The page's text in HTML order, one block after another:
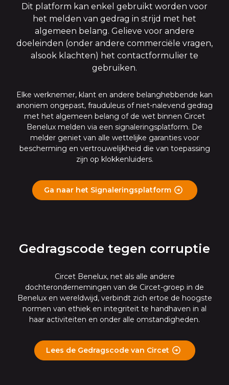
Dit platform kan enkel gebruikt worden voor
het melden van gedrag in strijd met het
algemeen belang. Gelieve voor andere
doeleinden (onder andere commerciële vragen,
alsook klachten) het contactformulier te
gebruiken.
Elke werknemer, klant en andere belanghebbende kan
anoniem ongepast, frauduleus of niet-nalevend gedrag
met het algemeen belang of de wet binnen Circet
Benelux melden via een signaleringsplatform. De
melder geniet van alle wettelijke garanties voor
bescherming en vertrouwelijkheid die van toepassing
zijn op klokkenluiders.
Ga naar het Signaleringsplatform
Gedragscode tegen corruptie
Circet Benelux, net als alle andere
dochterondernemingen van de Circet-groep in de
Benelux en wereldwijd, verbindt zich ertoe de hoogste
normen van ethiek en integriteit te handhaven in al
haar activiteiten en onder alle omstandigheden.
Lees de Gedragscode van Circet